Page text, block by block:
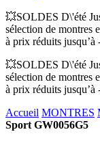
💥SOLDES D\'été
sélection de montres
à prix réduits jusqu’à
💥SOLDES D\'été
sélection de montres
à prix réduits jusqu’à
Accueil MONTRES
Sport GW0056G5